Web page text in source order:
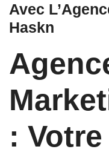
Avec
Haskn
: